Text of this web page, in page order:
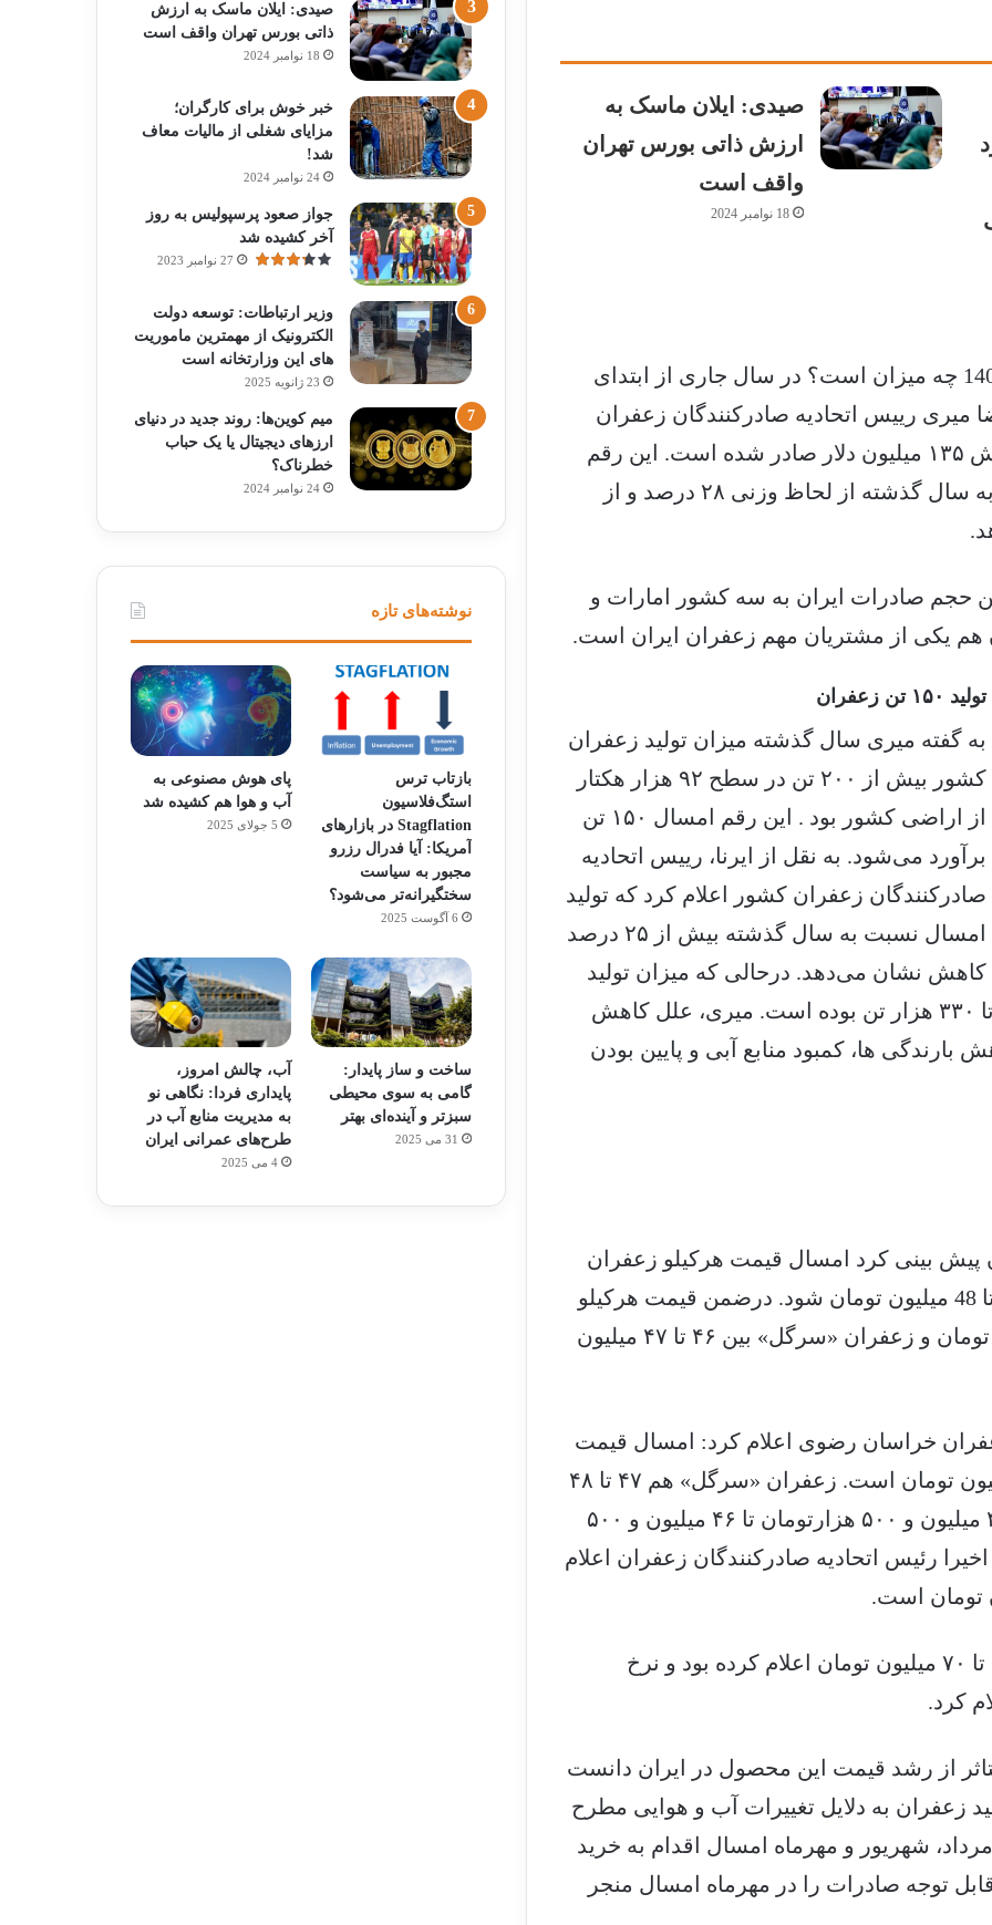
صیدی: ایلان ماسک به
ارزش ذاتی بورس تهران
واقف است
18 نوامبر 2024
اما میزان صادرات طلای سرخ در سال 1402 چه میزان است؟ در سال جاری از ابتدای
میری رییس اتحادیه صادرکنندگان زعفران
کشور در مجموع ۱۳۶ تن زعفران به ارزش ۱۳۵ میلیون دلار صادر شده است. این رقم
طبق اظهارات میری نسبت به مدت مشابه سال گذشته از لحاظ وزنی ۲۸ درصد و از
حجم صادرات ایران به سه کشور امارات و
هم یکی از مشتریان مهم زعفران ایران است.
تولید ۱۵۰ تن زعفران
به گفته میری سال گذشته میزان تولید زعفران
کشور بیش از ۲۰۰ تن در سطح ۹۲ هزار هکتار
از اراضی کشور بود . این رقم امسال ۱۵۰ تن
برآورد می‌شود. به نقل از ایرنا، رییس اتحادیه
صادرکنندگان زعفران کشور اعلام کرد که تولید
امسال نسبت به سال گذشته بیش از ۲۵ درصد
کاهش نشان می‌دهد. درحالی که میزان تولید
زعفران در سال های ۹۸ و ۹۹ حدود ۳۲۰ تا ۳۳۰ هزار تن بوده است. میری، علل کاهش
ها، کمبود منابع آبی و پایین بودن
بینی کرد امسال قیمت هرکیلو زعفران
«دسته» ۳۵ میلیون و زعفران «نگین» 46 تا 48 میلیون تومان شود. درضمن قیمت هرکیلو
زعفران «پوشال» را بین ۴۳ تا ۴۴ میلیون تومان و زعفران «سرگل» بین ۴۶ تا ۴۷ میلیون
خراسان رضوی اعلام کرد: امسال قیمت
هر کیلوگرم زعفران «دسته» ۴۸ تا 49 میلیون تومان است. زعفران «سرگل» هم ۴۷ تا ۴۸
میلیون تومان و زعفران «پوشال» بین ۴۵ میلیون و ۵۰۰ هزارتومان تا ۴۶ میلیون و ۵۰۰
رئیس اتحادیه صادرکنندگان زعفران اعلام
او قیمت زعفران قبلی «نگین» را بین ۶۱ تا ۷۰ میلیون تومان اعلام کرده بود و نرخ
از رشد قیمت این محصول در ایران دانست
زعفران به دلایل تغییرات آب و هوایی مطرح
شهریور و مهرماه امسال اقدام به خرید
توجه صادرات را در مهرماه امسال منجر
صیدی: ایلان ماسک به ارزش
ذاتی بورس تهران واقف است
18 نوامبر 2024
خبر خوش برای کارگران؛
مزایای شغلی از مالیات معاف
شد!
24 نوامبر 2024
جواز صعود پرسپولیس به روز
آخر کشیده شد
27 نوامبر 2023
وزیر ارتباطات: توسعه دولت
الکترونیک از مهمترین ماموریت
های این وزارتخانه است
23 ژانویه 2025
میم کوین‌ها: روند جدید در دنیای
ارزهای دیجیتال یا یک حباب
خطرناک؟
24 نوامبر 2024
نوشته‌های تازه
بازتاب ترس
استگ‌فلاسیون
Stagflation در بازارهای
آمریکا: آیا فدرال رزرو
مجبور به سیاست
سختگیرانه‌تر می‌شود؟
6 آگوست 2025
پای هوش مصنوعی به
آب و هوا هم کشیده شد
5 جولای 2025
ساخت و ساز پایدار:
گامی به سوی محیطی
سبزتر و آینده‌ای بهتر
31 می 2025
آب، چالش امروز،
پایداری فردا: نگاهی نو
به مدیریت منابع آب در
طرح‌های عمرانی ایران
4 می 2025